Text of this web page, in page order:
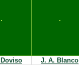
J. A. Blanco